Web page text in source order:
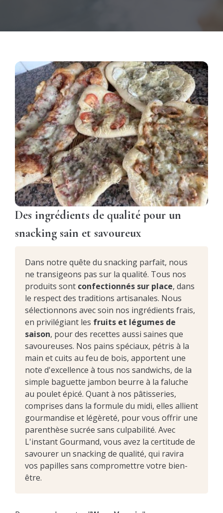
Des ingrédients de qualité pour un
snacking sain et savoureux
Dans notre quête du snacking parfait, nous
ne transigeons pas sur la qualité. Tous nos
produits sont confectionnés sur place, dans
le respect des traditions artisanales. Nous
sélectionnons avec soin nos ingrédients frais,
en privilégiant les fruits et légumes de
saison, pour des recettes aussi saines que
savoureuses. Nos pains spéciaux, pétris à la
main et cuits au feu de bois, apportent une
note d'excellence à tous nos sandwichs, de la
simple baguette jambon beurre à la faluche
au poulet épicé. Quant à nos pâtisseries,
comprises dans la formule du midi, elles allient
gourmandise et légèreté, pour vous offrir une
parenthèse sucrée sans culpabilité. Avec
L'instant Gourmand, vous avez la certitude de
savourer un snacking de qualité, qui ravira
vos papilles sans compromettre votre bien-
être.